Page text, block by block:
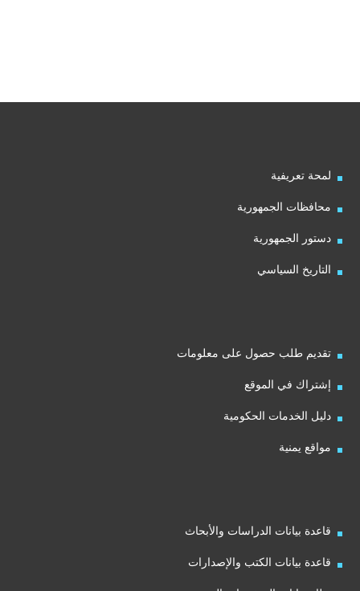
لمحة تعريفية
محافظات الجمهورية
دستور الجمهورية
التاريخ السياسي
تقديم طلب حصول على معلومات
إشتراك في الموقع
دليل الخدمات الحكومية
مواقع يمنية
قاعدة بيانات الدراسات والأبحاث
قاعدة بيانات الكتب والإصدارات